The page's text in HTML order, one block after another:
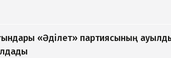
«Әділет» партиясының